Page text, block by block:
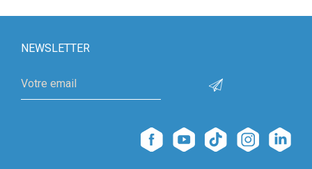
NEWSLETTER